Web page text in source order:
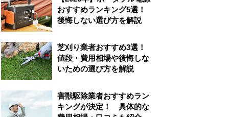
おすすめランキング5選！
後悔しない選び方を解説
芝刈り業者おすすめ3選！
値段・費用相場や後悔しな
いための選び方を解説
害獣駆除業者おすすめラン
キングが決定！ 具体的な